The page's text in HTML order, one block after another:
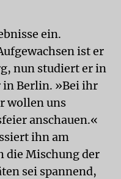
ein.
ist er
nun studiert er in
in Berlin. »Bei ihr
wollen uns
anschauen.«
ihn am
die Mischung der
sei spannend,